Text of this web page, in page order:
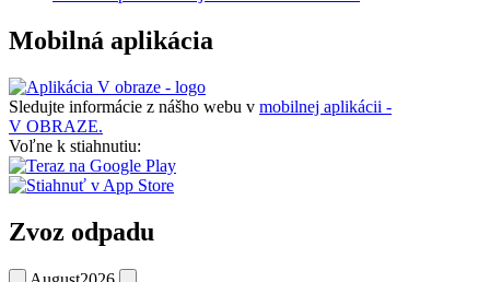
Mobilná aplikácia
Sledujte informácie z nášho webu v mobilnej aplikácii -
V OBRAZE.
Voľne k stiahnutiu:
Zvoz odpadu